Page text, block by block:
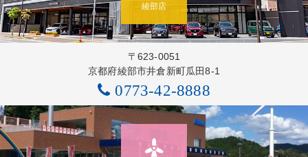
綾部店
〒623-0051
京都府綾部市井倉新町瓜田8-1
0773-42-8888